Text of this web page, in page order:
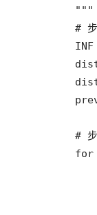
        """
# 步
INF
#
for